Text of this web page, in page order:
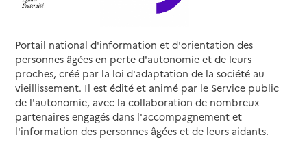
Portail national d'information et d'orientation des
personnes âgées en perte d'autonomie et de leurs
proches, créé par la loi d'adaptation de la société au
vieillissement. Il est édité et animé par le Service public
de l'autonomie, avec la collaboration de nombreux
partenaires engagés dans l'accompagnement et
l'information des personnes âgées et de leurs aidants.